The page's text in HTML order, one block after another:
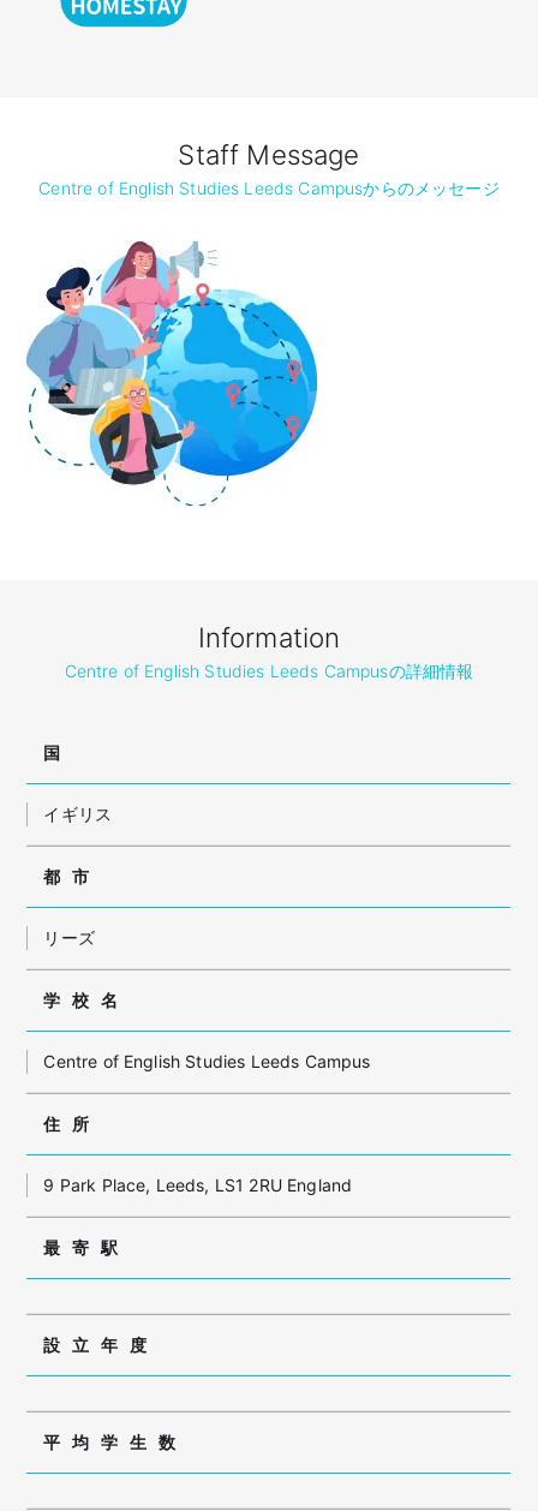
Staff Message
Centre of English Studies Leeds Campusからのメッセージ
Information
Centre of English Studies Leeds Campusの詳細情報
国
イギリス
都市
リーズ
学校名
Centre of English Studies Leeds Campus
住所
9 Park Place, Leeds, LS1 2RU England
最寄駅
設立年度
平均学生数